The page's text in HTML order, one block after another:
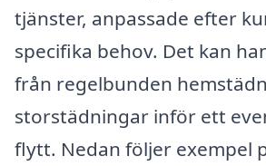
tjänster, anpassade efter
specifika behov. Det kan
från regelbunden
storstädningar inför ett
flytt. Nedan följer exempel